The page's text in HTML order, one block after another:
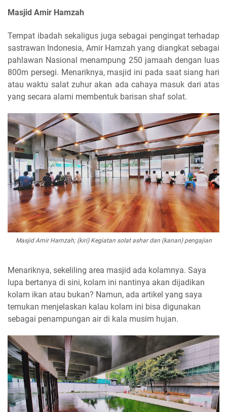
Masjid Amir Hamzah
Tempat ibadah sekaligus juga sebagai pengingat terhadap
sastrawan Indonesia, Amir Hamzah yang diangkat sebagai
pahlawan Nasional menampung 250 jamaah dengan luas
800m persegi. Menariknya, masjid ini pada saat siang hari
atau waktu salat zuhur akan ada cahaya masuk dari atas
yang secara alami membentuk barisan shaf solat.
Masjid Amir Hamzah; (kiri) Kegiatan solat ashar dan (kanan) pengajian
Menariknya, sekeliling area masjid ada kolamnya. Saya
lupa bertanya di sini, kolam ini nantinya akan dijadikan
kolam ikan atau bukan? Namun, ada artikel yang saya
temukan menjelaskan kalau kolam ini bisa digunakan
sebagai penampungan air di kala musim hujan.